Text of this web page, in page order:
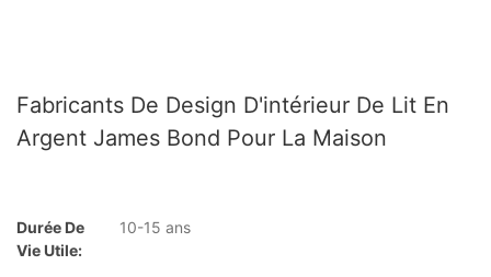
Fabricants De Design D'intérieur De Lit En
Argent James Bond Pour La Maison
Durée De
Vie Utile:
10-15 ans